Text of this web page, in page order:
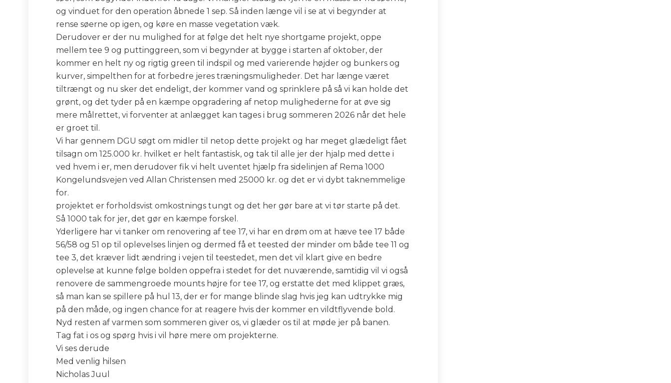
og vinduet for den operation åbnede 1 sep. Så inden længe vil i se at vi begynder at
rense søerne op igen, og køre en masse vegetation væk.
Derudover er der nu mulighed for at følge det helt nye shortgame projekt, oppe
mellem tee 9 og puttinggreen, som vi begynder at bygge i starten af oktober, der
kommer en helt ny og rigtig green til indspil og med varierende højder og bunkers og
kurver, simpelthen for at forbedre jeres træningsmuligheder. Det har længe været
tiltrængt og nu sker det endeligt, der kommer vand og sprinklere på så vi kan holde det
grønt, og det tyder på en kæmpe opgradering af netop mulighederne for at øve sig
mere målrettet, vi forventer at anlægget kan tages i brug sommeren 2026 når det hele
er groet til.
Vi har gennem DGU søgt om midler til netop dette projekt og har meget glædeligt fået
tilsagn om 125.000 kr. hvilket er helt fantastisk, og tak til alle jer der hjalp med dette i
ved hvem i er, men derudover fik vi helt uventet hjælp fra sidelinjen af Rema 1000
Kongelundsvejen ved Allan Christensen med 25000 kr. og det er vi dybt taknemmelige
for.
projektet er forholdsvist omkostnings tungt og det her gør bare at vi tør starte på det.
Så 1000 tak for jer, det gør en kæmpe forskel.
Yderligere har vi tanker om renovering af tee 17, vi har en drøm om at hæve tee 17 både
56/58 og 51 op til oplevelses linjen og dermed få et teested der minder om både tee 11 og
tee 3, det kræver lidt ændring i vejen til teestedet, men det vil klart give en bedre
oplevelse at kunne følge bolden oppefra i stedet for det nuværende, samtidig vil vi også
renovere de sammengroede mounts højre for tee 17, og erstatte det med klippet græs,
så man kan se spillere på hul 13, der er for mange blinde slag hvis jeg kan udtrykke mig
på den måde, og ingen chance for at reagere hvis der kommer en vildtflyvende bold.
Nyd resten af varmen som sommeren giver os, vi glæder os til at møde jer på banen.
Tag fat i os og spørg hvis i vil høre mere om projekterne.
Vi ses derude
Med venlig hilsen
Nicholas Juul